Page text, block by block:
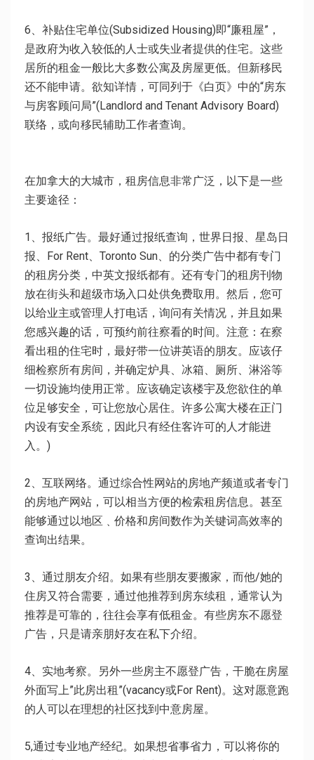
6、补贴住宅单位(Subsidized Housing)即“廉租屋”，
是政府为收入较低的人士或失业者提供的住宅。这些
居所的租金一般比大多数公寓及房屋更低。但新移民
还不能申请。欲知详情，可同列于《白页》中的“房东
与房客顾问局”(Landlord and Tenant Advisory Board)
联络，或向移民辅助工作者查询。
在加拿大的大城市，租房信息非常广泛，以下是一些
主要途径：
1、报纸广告。最好通过报纸查询，世界日报、星岛日
报、For Rent、Toronto Sun、的分类广告中都有专门
的租房分类，中英文报纸都有。还有专门的租房刊物
放在街头和超级市场入口处供免费取用。然后，您可
以给业主或管理人打电话，询问有关情况，并且如果
您感兴趣的话，可预约前往察看的时间。注意：在察
看出租的住宅时，最好带一位讲英语的朋友。应该仔
细检察所有房间，并确定炉具、冰箱、厕所、淋浴等
一切设施均使用正常。应该确定该楼宇及您欲住的单
位足够安全，可让您放心居住。许多公寓大楼在正门
内设有安全系统，因此只有经住客许可的人才能进
入。)
2、互联网络。通过综合性网站的房地产频道或者专门
的房地产网站，可以相当方便的检索租房信息。甚至
能够通过以地区﹑价格和房间数作为关键词高效率的
查询出结果。
3、通过朋友介绍。如果有些朋友要搬家，而他/她的
住房又符合需要，通过他推荐到房东续租，通常认为
推荐是可靠的，往往会享有低租金。有些房东不愿登
广告，只是请亲朋好友在私下介绍。
4、实地考察。另外一些房主不愿登广告，干脆在房屋
外面写上”此房出租”(vacancy或For Rent)。这对愿意跑
的人可以在理想的社区找到中意房屋。
5,通过专业地产经纪。如果想省事省力，可以将你的